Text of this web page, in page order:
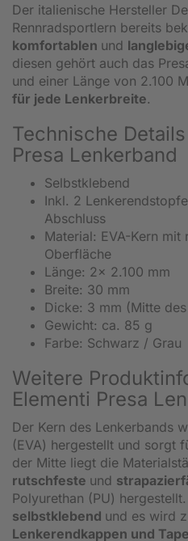
Der italienische Hersteller
Rennradsportlern bereits
komfortablen und
diesen gehört auch das
und einer Länge von 2.100
für jede Lenkerbreite.
Technische
Presa Lenkerband
Selbstklebend
Inkl. 2
Abschluss
Material: EVA-Kern mit
Oberfläche
Länge: 2x 2.100 mm
Breite: 30 mm
Dicke: 3 mm (Mitte des
Gewicht: ca. 85 g
Farbe: Schwarz / Grau
Weitere
Elementi Presa
Der Kern des Lenkerbands
(EVA) hergestellt und sorgt
der Mitte liegt die
rutschfeste und
Polyurethan (PU)
selbstklebend und es wird
Lenkerendkappen und Tape